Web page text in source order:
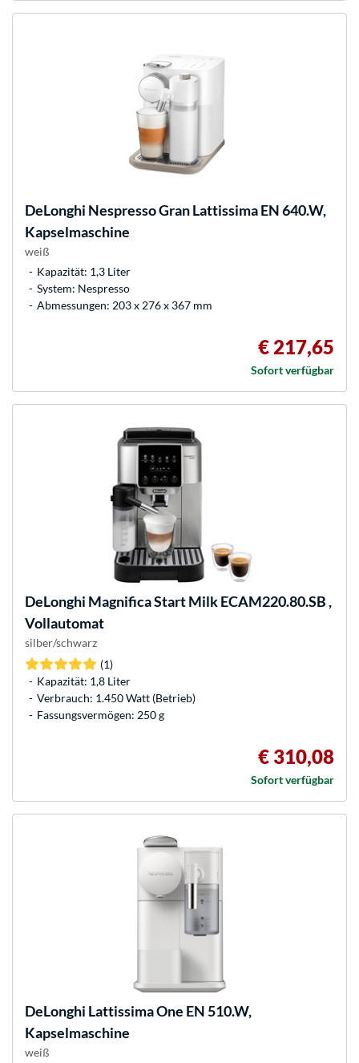
DeLonghi Nespresso Gran Lattissima EN 640.W,
Kapselmaschine
weiß
Kapazität: 1,3 Liter
System: Nespresso
Abmessungen: 203 x 276 x 367 mm
€ 217,65
Sofort verfügbar
DeLonghi Magnifica Start Milk ECAM220.80.SB ,
Vollautomat
silber/schwarz
(1)
Kapazität: 1,8 Liter
Verbrauch: 1.450 Watt (Betrieb)
Fassungsvermögen: 250 g
€ 310,08
Sofort verfügbar
DeLonghi Lattissima One EN 510.W,
Kapselmaschine
weiß